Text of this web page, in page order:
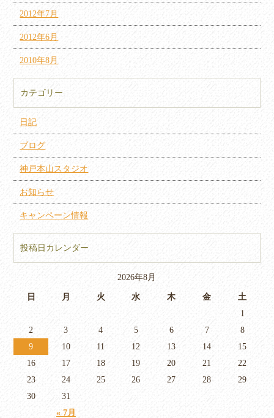
2012年7月
2012年6月
2010年8月
カテゴリー
日記
ブログ
神戸本山スタジオ
お知らせ
キャンペーン情報
投稿日カレンダー
2026年8月
日 月 火 水 木 金 土
« 7月
1
2
3 4 5 6 7
8
9
10 11 12 13 14
15
16
17 18 19 20 21
22
23
24 25 26 27 28
29
30
31